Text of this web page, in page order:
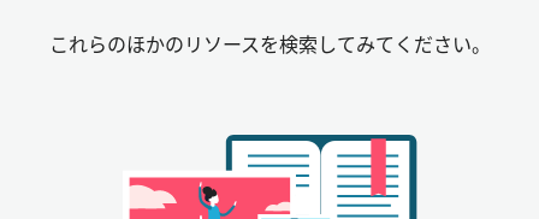
これらのほかのリソースを検索してみてください。